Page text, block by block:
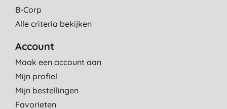
B-Corp
Alle criteria bekijken
Account
Maak een account aan
Mijn profiel
Mijn bestellingen
Favorieten